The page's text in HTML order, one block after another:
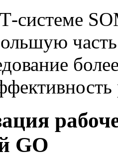
системе
GO